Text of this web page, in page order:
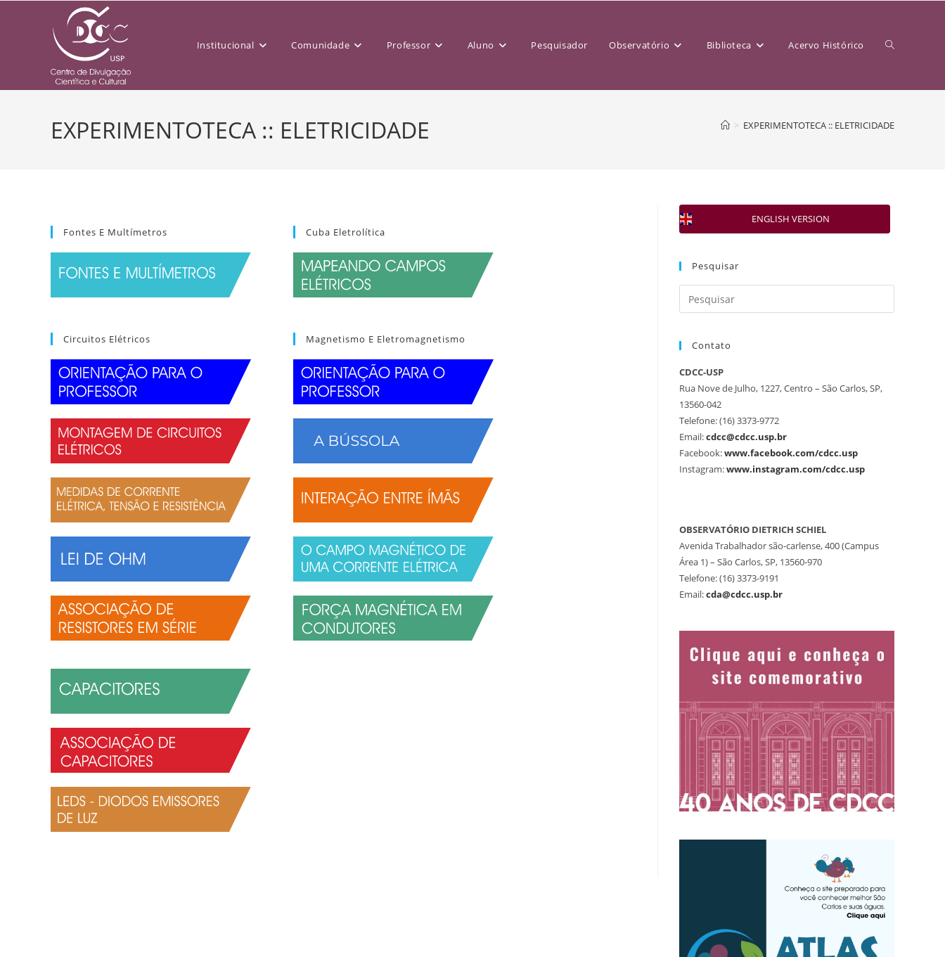
Institucional Comunidade Professor Aluno Pesquisador Observatório Biblioteca Acervo Histórico
EXPERIMENTOTECA :: ELETRICIDADE > EXPERIMENTOTECA :: ELETRICIDADE
Fontes E Multímetros
Circuitos Elétricos
Cuba Eletrolítica
Magnetismo E Eletromagnetismo
ENGLISH VERSION
Pesquisar
Contato
CDCC-USP
Rua Nove de Julho, 1227, Centro – São Carlos, SP,
13560-042
Telefone: (16) 3373-9772
Email:cdcc@cdcc.usp.br
Facebook:www.facebook.com/cdcc.usp
Instagram:www.instagram.com/cdcc.usp
OBSERVATÓRIO DIETRICH SCHIEL
Avenida Trabalhador são-carlense, 400 (Campus
Área 1) – São Carlos, SP, 13560-970
Telefone: (16) 3373-9191
Email:cda@cdcc.usp.br